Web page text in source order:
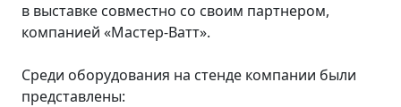
в выставке совместно со своим партнером,
компанией «Мастер-Ватт».
Среди оборудования на стенде компании были
представлены: